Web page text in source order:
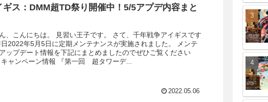
ギス：DMM超TD祭り開催中！5/5アプデ内容まと
、こんにちは。 見習い王子です。 さて、千年戦争アイギスです
2022年5月5日に定期メンテナンスが実施されました。 メンテ
ップデート情報を下記にまとめましたのでぜひご覧ください
ャンペーン情報 『第一回 超タワーデ...
2022.05.06